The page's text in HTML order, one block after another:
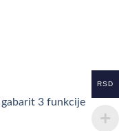
gabarit 3 funkcije
RSD